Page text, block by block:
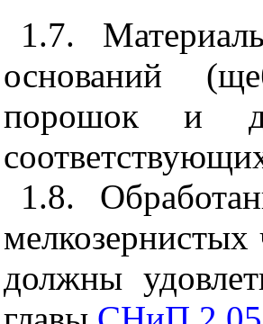
1.7.
оснований
порошок и
1.8.
должны